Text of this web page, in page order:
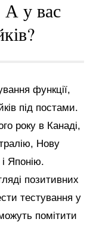
А у вас
функції,
під постами.
року в Канаді,
Нову
Японію.
позитивних
тестування у
помітити